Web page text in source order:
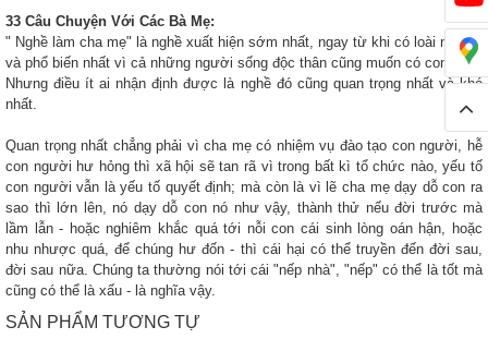
33 Câu Chuyện Với Các Bà Mẹ:
" Nghề làm cha mẹ" là nghề xuất hiện sớm nhất, ngay từ khi có loài người,
và phổ biến nhất vì cả những người sống độc thân cũng muốn có con nuôi.
Nhưng điều ít ai nhận định được là nghề đó cũng quan trọng nhất và khó
nhất.
Quan trọng nhất chẳng phải vì cha mẹ có nhiệm vụ đào tạo con người, hễ
con người hư hỏng thì xã hội sẽ tan rã vì trong bất kì tổ chức nào, yếu tố
con người vẫn là yếu tố quyết định; mà còn là vì lẽ cha mẹ dạy dỗ con ra
sao thì lớn lên, nó dạy dỗ con nó như vậy, thành thử nếu đời trước mà
lầm lẫn - hoặc nghiêm khắc quá tới nỗi con cái sinh lòng oán hận, hoặc
nhu nhược quá, để chúng hư đốn - thì cái hại có thể truyền đến đời sau,
đời sau nữa. Chúng ta thường nói tới cái "nếp nhà", "nếp" có thể là tốt mà
cũng có thể là xấu - là nghĩa vậy.
SẢN PHẨM TƯƠNG TỰ